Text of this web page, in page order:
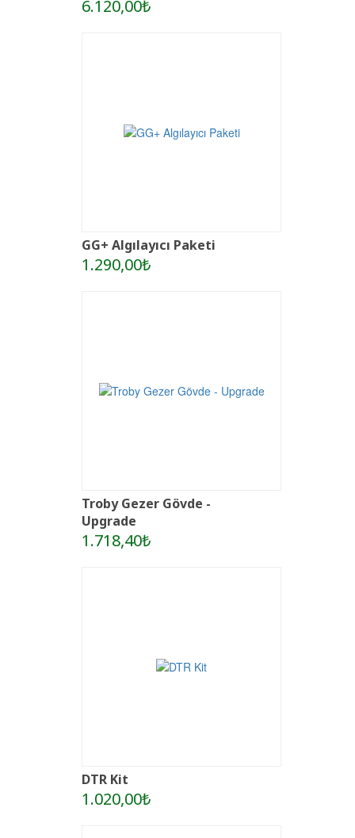
6.120,00₺
GG+ Algılayıcı Paketi
1.290,00₺
Troby Gezer Gövde -
Upgrade
1.718,40₺
DTR Kit
1.020,00₺